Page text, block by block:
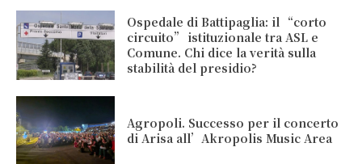
Ospedale di Battipaglia: il “corto
circuito” istituzionale tra ASL e
Comune. Chi dice la verità sulla
stabilità del presidio?
Agropoli. Successo per il concerto
di Arisa all’Akropolis Music Area